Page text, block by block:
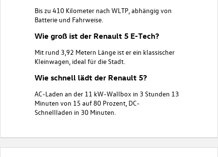
Bis zu 410 Kilometer nach WLTP, abhängig von
Batterie und Fahrweise.
Wie groß ist der Renault 5 E-Tech?
Mit rund 3,92 Metern Länge ist er ein klassischer
Kleinwagen, ideal für die Stadt.
Wie schnell lädt der Renault 5?
AC-Laden an der 11 kW-Wallbox in 3 Stunden 13
Minuten von 15 auf 80 Prozent, DC-
Schnellladen in 30 Minuten.